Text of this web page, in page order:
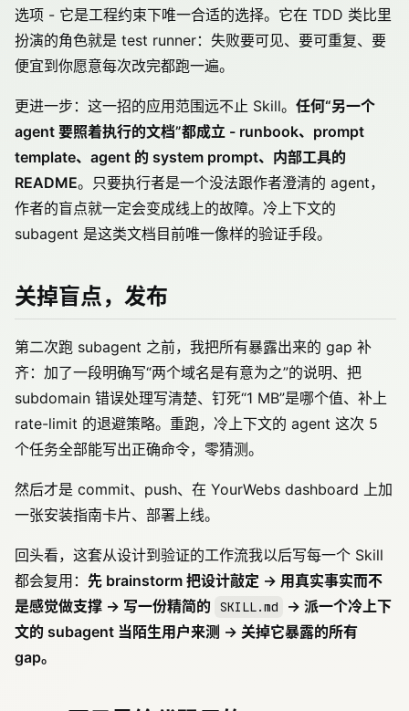
选项 - 它是工程约束下唯一合适的选择。它在 TDD 类比里
扮演的角色就是 test runner：失败要可见、要可重复、要
便宜到你愿意每次改完都跑一遍。
更进一步：这一招的应用范围远不止 Skill。 任何“另一个
agent 要照着执行的文档”都成立 - runbook、prompt
template、agent 的 system prompt、内部工具的
README。只要执行者是一个没法跟作者澄清的 agent，
作者的盲点就一定会变成线上的故障。冷上下文的
subagent 是这类文档目前唯一像样的验证手段。
关掉盲点，发布
第二次跑 subagent 之前，我把所有暴露出来的 gap 补
齐：加了一段明确写“两个域名是有意为之”的说明、把
subdomain 错误处理写清楚、钉死“1 MB”是哪个值、补上
rate-limit 的退避策略。重跑，冷上下文的 agent 这次 5
个任务全部能写出正确命令，零猜测。
然后才是 commit、push、在 YourWebs dashboard 上加
一张安装指南卡片、部署上线。
回头看，这套从设计到验证的工作流我以后写每一个 Skill
都会复用： 先 brainstorm 把设计敲定 → 用真实事实而不
是感觉做支撑 → 写一份精简的 SKILL.md
→ 派一个冷上下
文的 subagent 当陌生用户来测 → 关掉它暴露的所有
gap。